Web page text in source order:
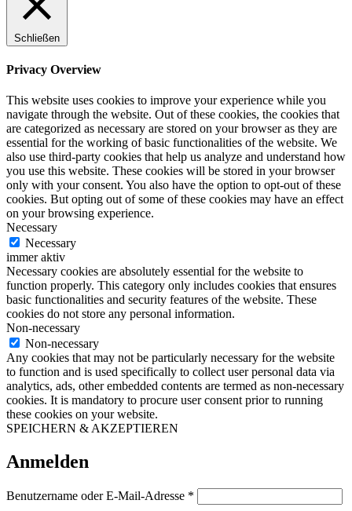
Schließen
Privacy Overview
This website uses cookies to improve your experience while you
navigate through the website. Out of these cookies, the cookies that
are categorized as necessary are stored on your browser as they are
essential for the working of basic functionalities of the website. We
also use third-party cookies that help us analyze and understand how
you use this website. These cookies will be stored in your browser
only with your consent. You also have the option to opt-out of these
cookies. But opting out of some of these cookies may have an effect
on your browsing experience.
Necessary
Necessary
immer aktiv
Necessary cookies are absolutely essential for the website to
function properly. This category only includes cookies that ensures
basic functionalities and security features of the website. These
cookies do not store any personal information.
Non-necessary
Non-necessary
Any cookies that may not be particularly necessary for the website
to function and is used specifically to collect user personal data via
analytics, ads, other embedded contents are termed as non-necessary
cookies. It is mandatory to procure user consent prior to running
these cookies on your website.
SPEICHERN & AKZEPTIEREN
Anmelden
Benutzername oder E-Mail-Adresse *